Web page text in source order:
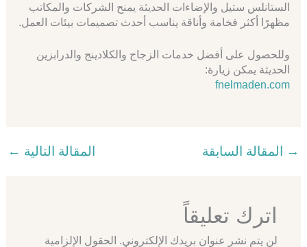
الستانلس ستيل والإضاءات الحديثة يمنح الشركات والمكاتب
مظهرًا أكثر فخامة وأناقة يناسب أحدث تصميمات بيئات العمل.
وللحصول على أفضل خدمات الزجاج والكلادينج والدرابزين
الحديثة يمكن زيارة:
fnelmaden.com
→ المقالة السابقة المقالة التالية ←
اترك تعليقاً
لن يتم نشر عنوان بريدك الإلكتروني. الحقول الإلزامية